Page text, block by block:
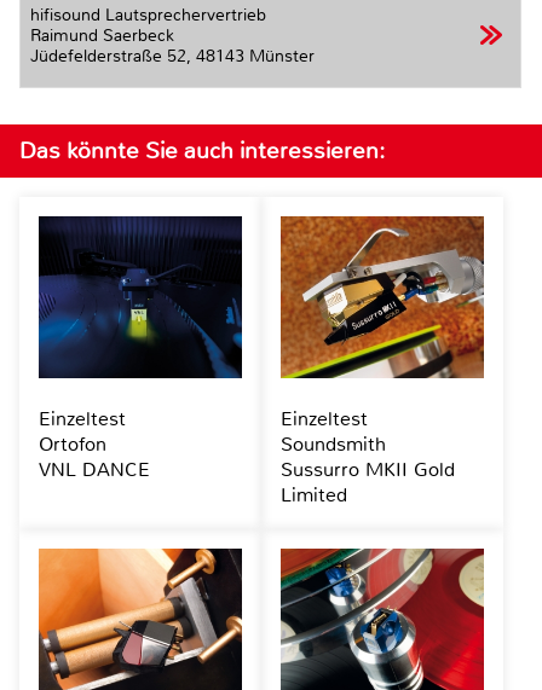
hifisound Lautsprechervertrieb
Raimund Saerbeck
Jüdefelderstraße 52, 48143 Münster
Das könnte Sie auch interessieren:
Einzeltest
Ortofon
VNL DANCE
Einzeltest
Soundsmith
Sussurro MKII Gold
Limited